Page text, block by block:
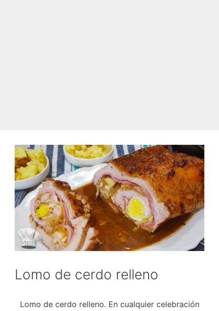
Lomo de cerdo relleno
Lomo de cerdo relleno. En cualquier celebración